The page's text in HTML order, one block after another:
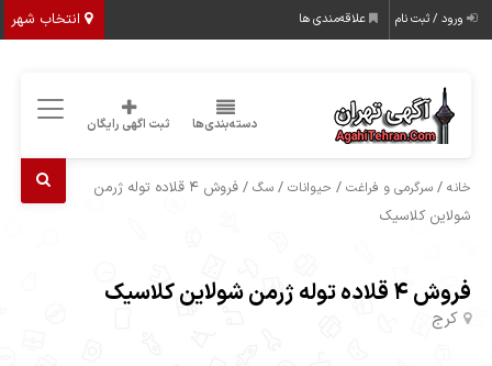
انتخاب شهر ورود / ثبت نام علاقه‌مندی ها
دسته‌بندی‌ها ثبت اگهی رایگان
خانه /سرگرمی و فراغت / حیوانات /سگ
/ فروش 4 قلاده توله ژرمن
شولاین کلاسیک
فروش 4 قلاده توله ژرمن شولاین کلاسیک
کرج